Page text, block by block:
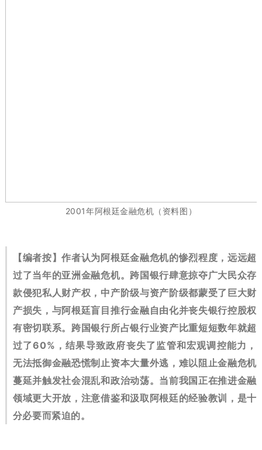
2001年阿根廷金融危机（资料图）
【编者按】作者认为阿根廷金融危机的惨烈程度，远远超
过了当年的亚洲金融危机。跨国银行肆意掠夺广大民众存
款侵犯私人财产权，中产阶级与资产阶级都蒙受了巨大财
产损失，与阿根廷盲目推行金融自由化并丧失银行控股权
有密切联系。 跨国银行所占银行业资产比重短短数年就超
过了60%，结果导致政府丧失了监管和宏观调控能力，
无法抵御金融恐慌制止资本大量外逃，难以阻止金融危机
蔓延并触发社会混乱和政治动荡。当前我国正在推进金融
领域更大开放，注意借鉴和汲取阿根廷的经验教训，是十
分必要而紧迫的。